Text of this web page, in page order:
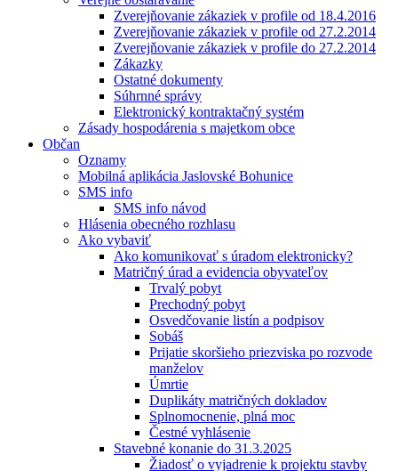
Zverejňovanie zákaziek v profile od 18.4.2016
Zverejňovanie zákaziek v profile od 27.2.2014
Zverejňovanie zákaziek v profile do 27.2.2014
Zákazky
Ostatné dokumenty
Súhrnné správy
Elektronický kontraktačný systém
Zásady hospodárenia s majetkom obce
Občan
Oznamy
Mobilná aplikácia Jaslovské Bohunice
SMS info
SMS info návod
Hlásenia obecného rozhlasu
Ako vybaviť
Ako komunikovať s úradom elektronicky?
Matričný úrad a evidencia obyvateľov
Trvalý pobyt
Prechodný pobyt
Osvedčovanie listín a podpisov
Sobáš
Prijatie skoršieho priezviska po rozvode
manželov
Úmrtie
Duplikáty matričných dokladov
Splnomocnenie, plná moc
Čestné vyhlásenie
Stavebné konanie do 31.3.2025
Žiadosť o vyjadrenie k projektu stavby